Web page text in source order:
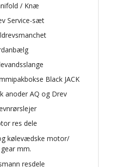
/ Knæ
Service-sæt
Black JACK
anoder AQ og Drev
res dele
kølevædske motor/
mm.
resdele